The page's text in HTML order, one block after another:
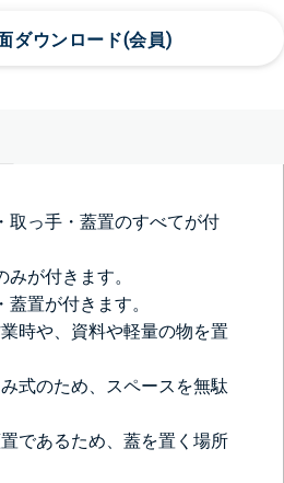
ダウンロード(会員)
取っ手・蓋置のすべてが付
みが付きます。
蓋置が付きます。
時や、資料や軽量の物を置
式のため、スペースを無駄
であるため、蓋を置く場所